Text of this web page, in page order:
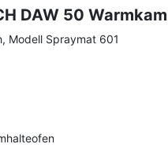
DAW 50
Modell Spraymat 601